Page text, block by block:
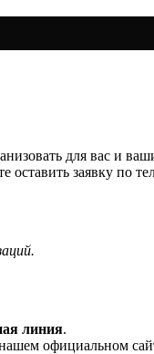
для вас и
оставить заявку по
линия.
официальном